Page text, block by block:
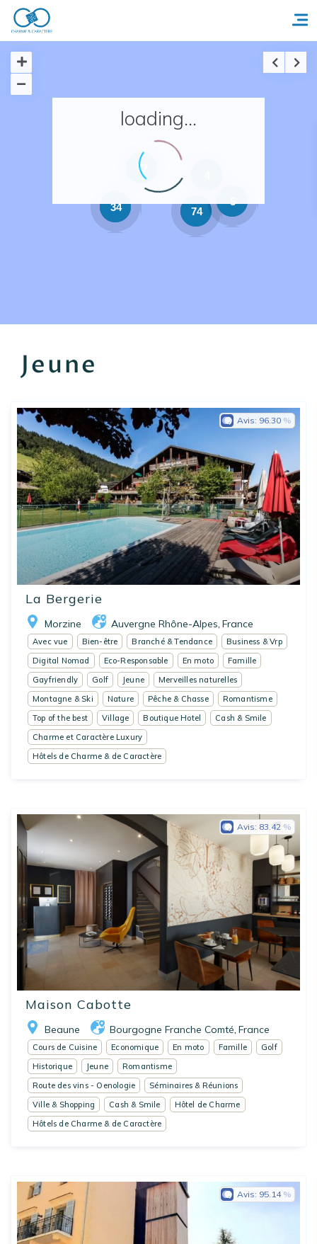
Accueil
Nos adresses en France
Nos collections
77
74
34 5
loading...
Jeune
La Bergerie
Morzine Auvergne Rhône-Alpes France
Avis: 96.30
Avec vue Bien-être Branché & Tendance
Business & Vrp
Digital Nomad
Eco-Responsable En moto
Famille
Gayfriendly
Golf Jeune
Merveilles naturelles
Montagne & Ski
Nature Pêche & Chasse
Romantisme
Top of the best
Village Boutique Hotel
Cash & Smile
Charme et Caractère Luxury
Hôtels de Charme & de Caractère
Maison Cabotte
Beaune Bourgogne Franche Comté, France
Avis: 83.42
Cours de Cuisine Economique En moto Famille
Golf
Historique
Jeune
Romantisme
Route des vins - Oenologie
Séminaires & Réunions
Ville & Shopping
Cash & Smile
Hôtel de Charme
Hôtels de Charme & de Caractère
Avis: 95.14